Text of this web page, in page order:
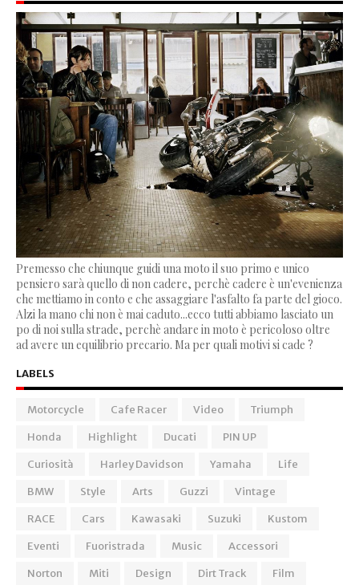
Premesso che chiunque guidi una moto il suo primo e unico
pensiero sarà quello di non cadere, perchè cadere è un'evenienza
che mettiamo in conto e che assaggiare l'asfalto fa parte del gioco.
Alzi la mano chi non è mai caduto...ecco tutti abbiamo lasciato un
po di noi sulla strade, perchè andare in moto è pericoloso oltre
ad avere un equilibrio precario. Ma per quali motivi si cade ?
LABELS
Motorcycle Cafe Racer Video
Triumph
Honda
Highlight Ducati
PIN UP
Curiosità
Harley Davidson Yamaha
Life
BMW
Style Arts Guzzi
Vintage
RACE
Cars Kawasaki Suzuki
Kustom
Eventi
Fuoristrada Music
Accessori
Norton
Miti Design Dirt Track
Film